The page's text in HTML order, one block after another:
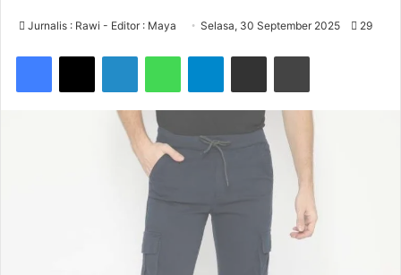
Jurnalis : Rawi - Editor : Maya Selasa, 30 September 2025 29
Telegram